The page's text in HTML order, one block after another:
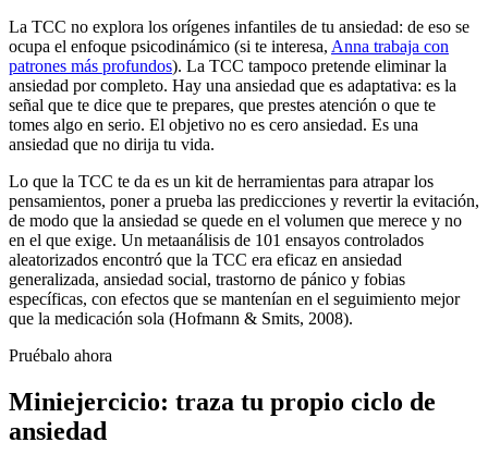
La TCC no explora los orígenes infantiles de tu ansiedad: de eso se
ocupa el enfoque psicodinámico (si te interesa, Anna trabaja con
patrones más profundos). La TCC tampoco pretende eliminar la
ansiedad por completo. Hay una ansiedad que es adaptativa: es la
señal que te dice que te prepares, que prestes atención o que te
tomes algo en serio. El objetivo no es cero ansiedad. Es una
ansiedad que no dirija tu vida.
Lo que la TCC te da es un kit de herramientas para atrapar los
pensamientos, poner a prueba las predicciones y revertir la evitación,
de modo que la ansiedad se quede en el volumen que merece y no
en el que exige. Un metaanálisis de 101 ensayos controlados
aleatorizados encontró que la TCC era eficaz en ansiedad
generalizada, ansiedad social, trastorno de pánico y fobias
específicas, con efectos que se mantenían en el seguimiento mejor
que la medicación sola (Hofmann & Smits, 2008).
Pruébalo ahora
Miniejercicio: traza tu propio ciclo de
ansiedad